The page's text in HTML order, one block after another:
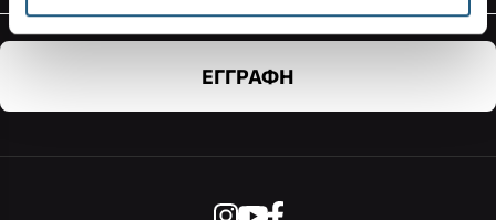
ΕΓΓΡΑΦΗ